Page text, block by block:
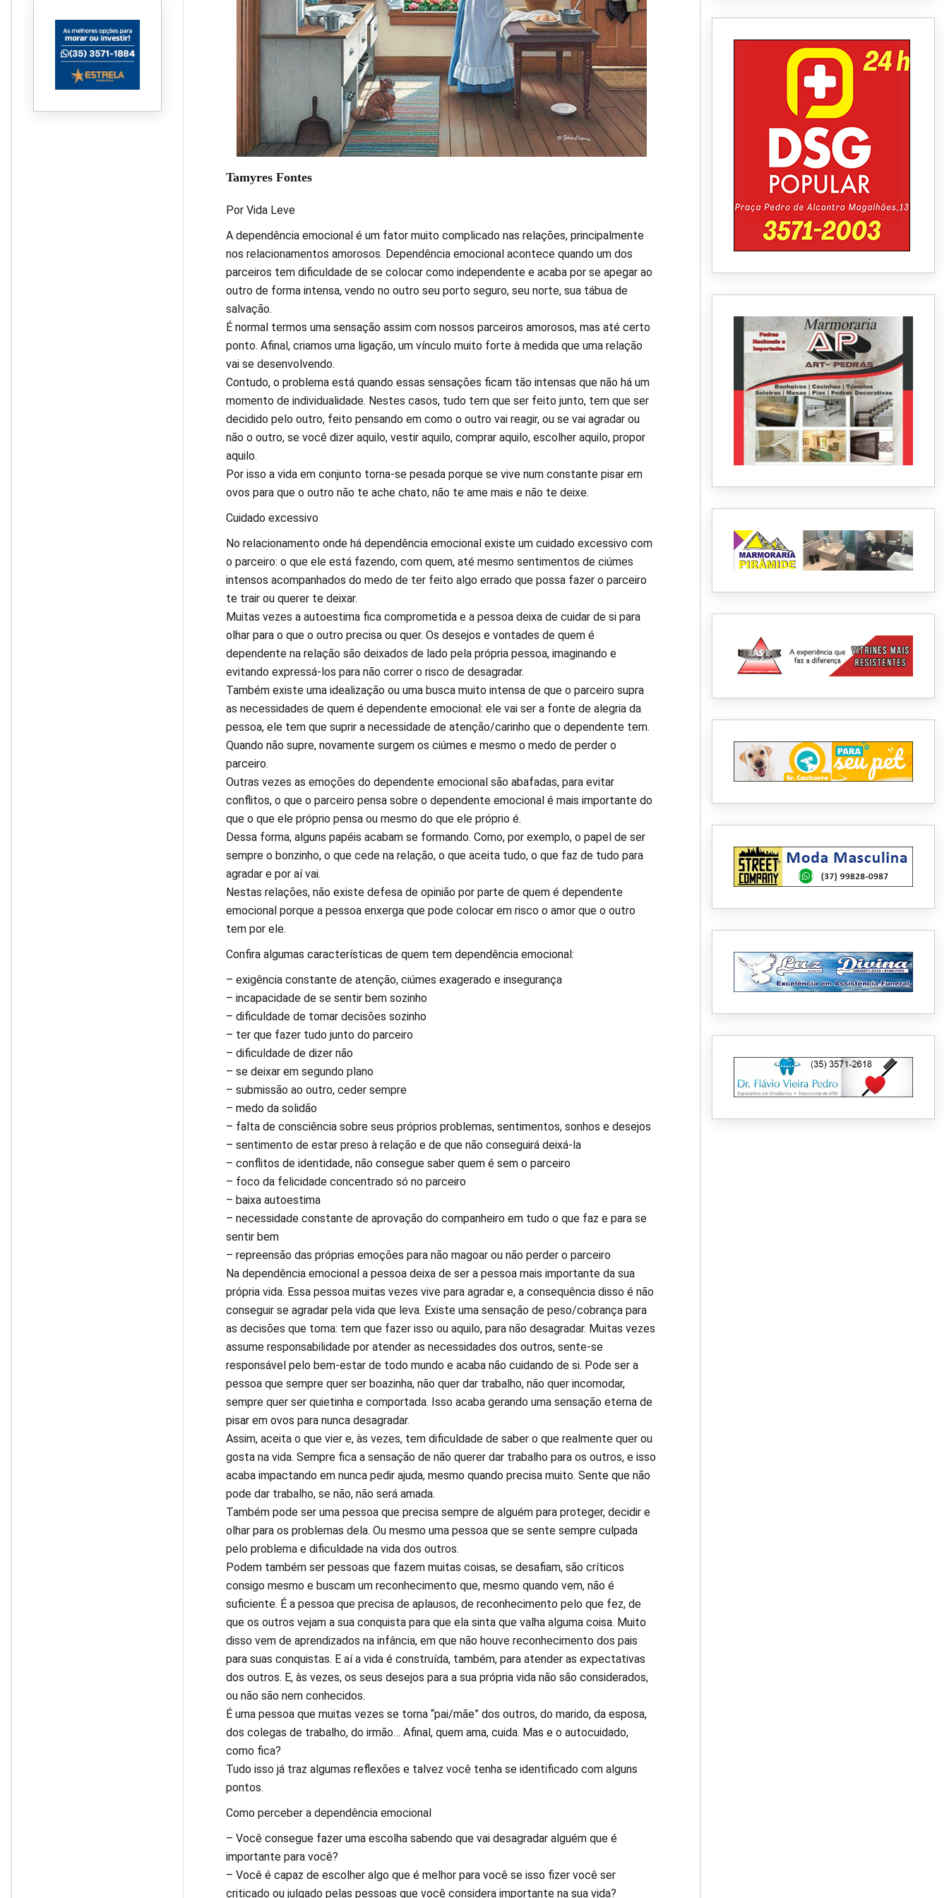
Tamyres Fontes
Por Vida Leve
A dependência emocional é um fator muito complicado nas relações, principalmente
nos relacionamentos amorosos. Dependência emocional acontece quando um dos
parceiros tem dificuldade de se colocar como independente e acaba por se apegar ao
outro de forma intensa, vendo no outro seu porto seguro, seu norte, sua tábua de
salvação.
É normal termos uma sensação assim com nossos parceiros amorosos, mas até certo
ponto. Afinal, criamos uma ligação, um vínculo muito forte à medida que uma relação
vai se desenvolvendo.
Contudo, o problema está quando essas sensações ficam tão intensas que não há um
momento de individualidade. Nestes casos, tudo tem que ser feito junto, tem que ser
decidido pelo outro, feito pensando em como o outro vai reagir, ou se vai agradar ou
não o outro, se você dizer aquilo, vestir aquilo, comprar aquilo, escolher aquilo, propor
aquilo.
Por isso a vida em conjunto torna-se pesada porque se vive num constante pisar em
ovos para que o outro não te ache chato, não te ame mais e não te deixe.
Cuidado excessivo
No relacionamento onde há dependência emocional existe um cuidado excessivo com
o parceiro: o que ele está fazendo, com quem, até mesmo sentimentos de ciúmes
intensos acompanhados do medo de ter feito algo errado que possa fazer o parceiro
te trair ou querer te deixar.
Muitas vezes a autoestima fica comprometida e a pessoa deixa de cuidar de si para
olhar para o que o outro precisa ou quer. Os desejos e vontades de quem é
dependente na relação são deixados de lado pela própria pessoa, imaginando e
evitando expressá-los para não correr o risco de desagradar.
Também existe uma idealização ou uma busca muito intensa de que o parceiro supra
as necessidades de quem é dependente emocional: ele vai ser a fonte de alegria da
pessoa, ele tem que suprir a necessidade de atenção/carinho que o dependente tem.
Quando não supre, novamente surgem os ciúmes e mesmo o medo de perder o
parceiro.
Outras vezes as emoções do dependente emocional são abafadas, para evitar
conflitos, o que o parceiro pensa sobre o dependente emocional é mais importante do
que o que ele próprio pensa ou mesmo do que ele próprio é.
Dessa forma, alguns papéis acabam se formando. Como, por exemplo, o papel de ser
sempre o bonzinho, o que cede na relação, o que aceita tudo, o que faz de tudo para
agradar e por aí vai.
Nestas relações, não existe defesa de opinião por parte de quem é dependente
emocional porque a pessoa enxerga que pode colocar em risco o amor que o outro
tem por ele.
Confira algumas características de quem tem dependência emocional:
– exigência constante de atenção, ciúmes exagerado e insegurança
– incapacidade de se sentir bem sozinho
– dificuldade de tomar decisões sozinho
– ter que fazer tudo junto do parceiro
– dificuldade de dizer não
– se deixar em segundo plano
– submissão ao outro, ceder sempre
– medo da solidão
– falta de consciência sobre seus próprios problemas, sentimentos, sonhos e desejos
– sentimento de estar preso à relação e de que não conseguirá deixá-la
– conflitos de identidade, não consegue saber quem é sem o parceiro
– foco da felicidade concentrado só no parceiro
– baixa autoestima
– necessidade constante de aprovação do companheiro em tudo o que faz e para se
sentir bem
– repreensão das próprias emoções para não magoar ou não perder o parceiro
Na dependência emocional a pessoa deixa de ser a pessoa mais importante da sua
própria vida. Essa pessoa muitas vezes vive para agradar e, a consequência disso é não
conseguir se agradar pela vida que leva. Existe uma sensação de peso/cobrança para
as decisões que toma: tem que fazer isso ou aquilo, para não desagradar. Muitas vezes
assume responsabilidade por atender as necessidades dos outros, sente-se
responsável pelo bem-estar de todo mundo e acaba não cuidando de si. Pode ser a
pessoa que sempre quer ser boazinha, não quer dar trabalho, não quer incomodar,
sempre quer ser quietinha e comportada. Isso acaba gerando uma sensação eterna de
pisar em ovos para nunca desagradar.
Assim, aceita o que vier e, às vezes, tem dificuldade de saber o que realmente quer ou
gosta na vida. Sempre fica a sensação de não querer dar trabalho para os outros, e isso
acaba impactando em nunca pedir ajuda, mesmo quando precisa muito. Sente que não
pode dar trabalho, se não, não será amada.
Também pode ser uma pessoa que precisa sempre de alguém para proteger, decidir e
olhar para os problemas dela. Ou mesmo uma pessoa que se sente sempre culpada
pelo problema e dificuldade na vida dos outros.
Podem também ser pessoas que fazem muitas coisas, se desafiam, são críticos
consigo mesmo e buscam um reconhecimento que, mesmo quando vem, não é
suficiente. É a pessoa que precisa de aplausos, de reconhecimento pelo que fez, de
que os outros vejam a sua conquista para que ela sinta que valha alguma coisa. Muito
disso vem de aprendizados na infância, em que não houve reconhecimento dos pais
para suas conquistas. E aí a vida é construída, também, para atender as expectativas
dos outros. E, às vezes, os seus desejos para a sua própria vida não são considerados,
ou não são nem conhecidos.
É uma pessoa que muitas vezes se torna “pai/mãe” dos outros, do marido, da esposa,
dos colegas de trabalho, do irmão… Afinal, quem ama, cuida. Mas e o autocuidado,
como fica?
Tudo isso já traz algumas reflexões e talvez você tenha se identificado com alguns
pontos.
Como perceber a dependência emocional
– Você consegue fazer uma escolha sabendo que vai desagradar alguém que é
importante para você?
– Você é capaz de escolher algo que é melhor para você se isso fizer você ser
criticado ou julgado pelas pessoas que você considera importante na sua vida?